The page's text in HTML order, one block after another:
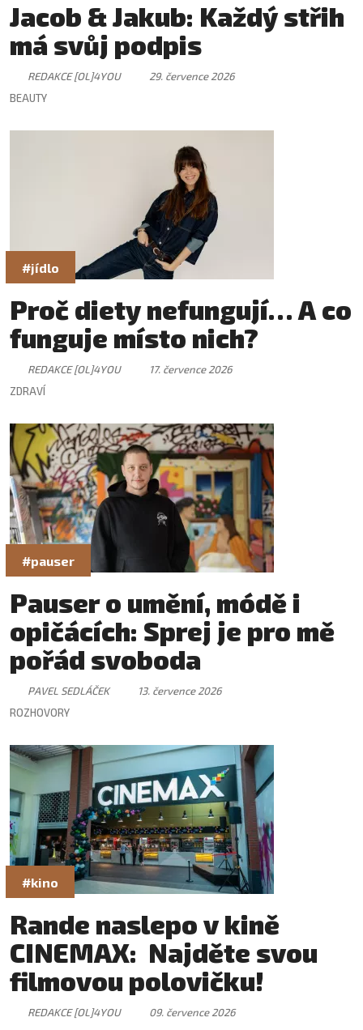
Jacob & Jakub: Každý střih
má svůj podpis
REDAKCE [OL]4YOU
29. července 2026
BEAUTY
#jídlo
Proč diety nefungují… A co
funguje místo nich?
REDAKCE [OL]4YOU
17. července 2026
ZDRAVÍ
#pauser
Pauser o umění, módě i
opičácích: Sprej je pro mě
pořád svoboda
PAVEL SEDLÁČEK
13. července 2026
ROZHOVORY
#kino
Rande naslepo v kině
CINEMAX: Najděte svou
filmovou polovičku!
REDAKCE [OL]4YOU
09. července 2026